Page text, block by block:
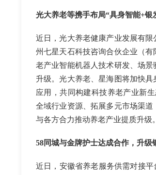
光大养老等携手布局“具身智能+银
近日，光大养老健康产业发展有
州七星天石科技咨询合伙企业（
老产业智能机器人技术研发、场
升级。光大养老、星海图将加快
应用，共同构建科技养老产业新
全域行业资源、拓展多元市场渠
与各方合力推动养老产业提质升级
58同城与金牌护士达成合作，升级
近日，安徽省养老服务供需对接